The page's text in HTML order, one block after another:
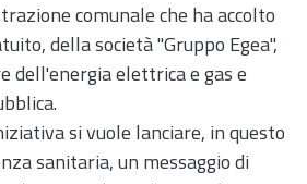
comunale che ha accolto
della società "Gruppo Egea",
dell'energia elettrica e gas e
si vuole lanciare, in questo
sanitaria, un messaggio di